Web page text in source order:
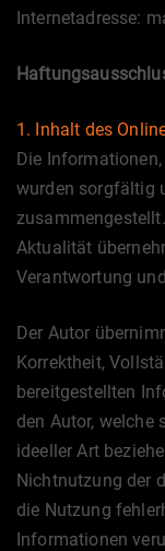
Internetadresse:
1. Inhalt des
Die
wurden sorgfältig
Aktualität
Verantwortung
Der Autor
Korrektheit,
bereitgestellten
den Autor, welche
ideeller Art
Nichtnutzung der
die Nutzung
Informationen